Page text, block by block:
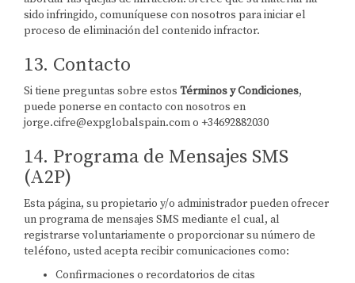
sido infringido, comuníquese con nosotros para iniciar el
proceso de eliminación del contenido infractor.
13. Contacto
Si tiene preguntas sobre estos Términos y Condiciones,
puede ponerse en contacto con nosotros en
jorge.cifre@expglobalspain.com o +34692882030
14. Programa de Mensajes SMS
(A2P)
Esta página, su propietario y/o administrador pueden ofrecer
un programa de mensajes SMS mediante el cual, al
registrarse voluntariamente o proporcionar su número de
teléfono, usted acepta recibir comunicaciones como:
Confirmaciones o recordatorios de citas